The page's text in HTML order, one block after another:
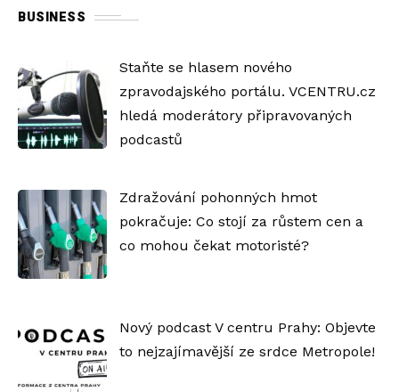
BUSINESS
Staňte se hlasem nového
zpravodajského portálu. VCENTRU.cz
hledá moderátory připravovaných
podcastů
Zdražování pohonných hmot
pokračuje: Co stojí za růstem cen a
co mohou čekat motoristé?
Nový podcast V centru Prahy: Objevte
to nejzajímavější ze srdce Metropole!